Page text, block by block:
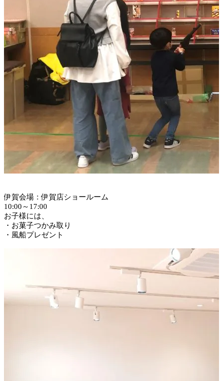
伊賀会場：伊賀店ショールーム
10:00～17:00
お子様には、
・お菓子つかみ取り
・風船プレゼント